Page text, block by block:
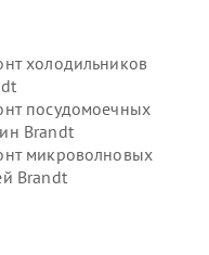
холодильников
посудомоечных
Brandt
микроволновых
Brandt